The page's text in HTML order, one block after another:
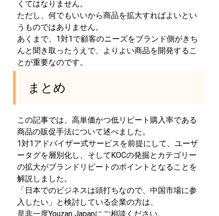
くてはなりません。
ただし、何でもいいから商品を拡大すればよいとい
うものではありません。
あくまで、1対1で顧客のニーズをブランド側がきち
んと聞き取ったうえで、よりよい商品を開発するこ
とが重要なのです。
まとめ
この記事では、高単価かつ低リピート購入率である
商品の販促手法について述べました。
1対1アドバイザー式サービスを前提にして、ユーザ
ータグを層別化し、そしてKOCの発掘とカテゴリー
の拡大がブランドリピートのポイントとなることを
解説しました。
「日本でのビジネスは頭打ちなので、中国市場に参
入したい」と検討している企業の方は、
是非一度Youzan Japanにご相談ください。